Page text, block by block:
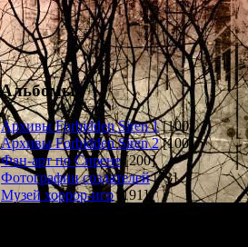
Альбомы
Архивы Forbidden Siren 1 [100]
Архивы Forbidden Siren 2 [100]
Фан-арт по Сирене [200]
Фотографии создателей [73]
Музей хоррор-игр
[191]